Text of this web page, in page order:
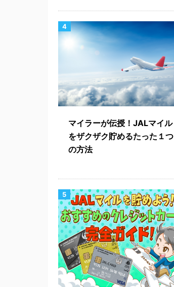
4
マイラーが伝授！JALマイル
をザクザク貯めるたった１つ
の方法
5